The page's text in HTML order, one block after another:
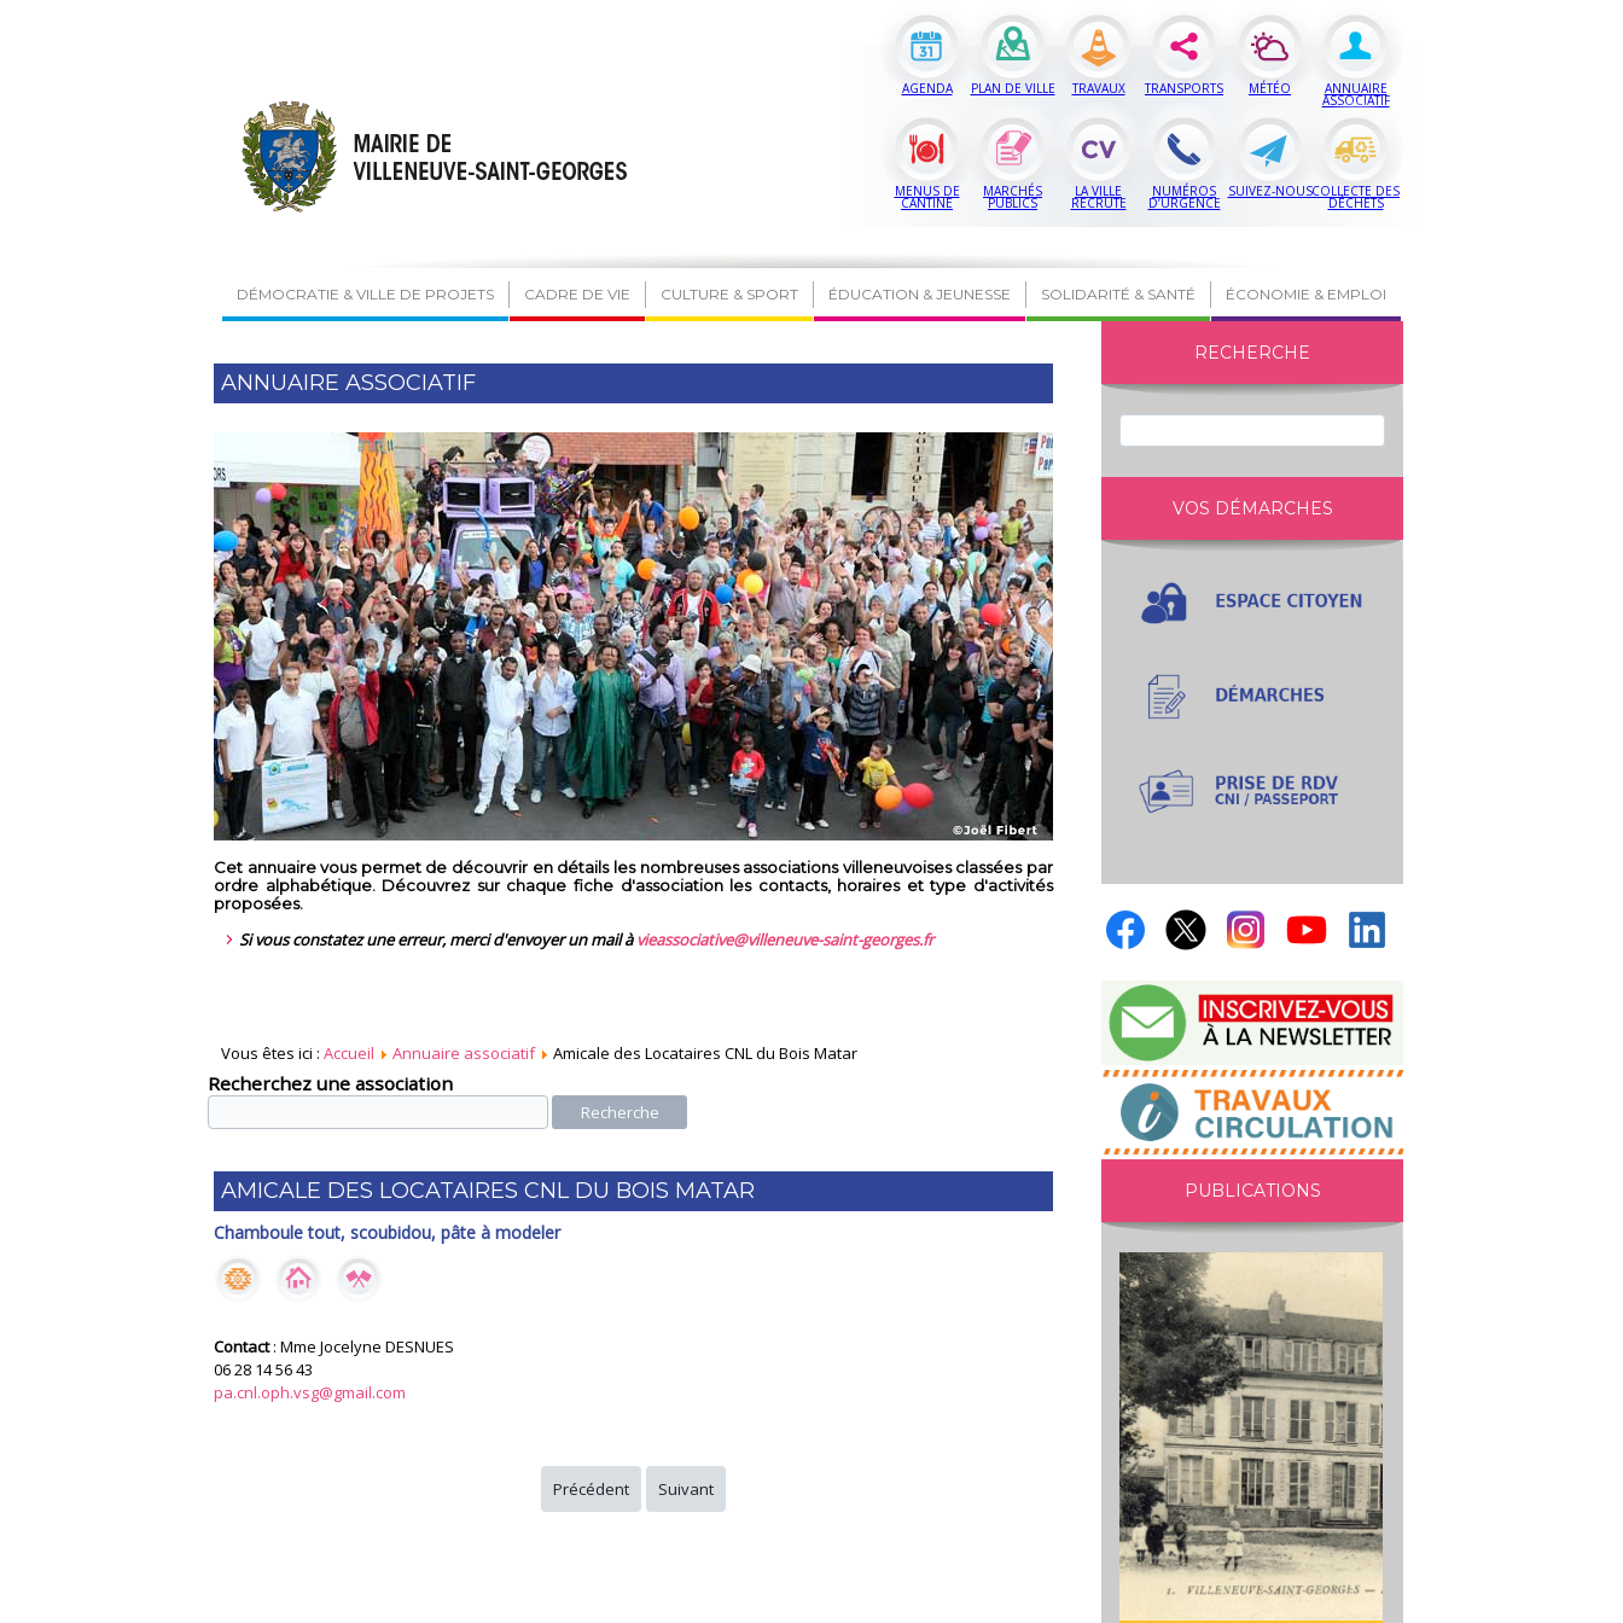
AGENDA PLAN DE VILLE TRAVAUX TRANSPORTS MÉTÉO ANNUAIRE
ASSOCIATIF
MENUS DE
CANTINE
MARCHÉS
PUBLICS
LA VILLE
RECRUTE
NUMÉROS
D’URGENCE
SUIVEZ-NOUSCOLLECTE DES
DÉCHETS
DÉMOCRATIE & VILLE DE PROJETS CADRE DE VIE CULTURE & SPORT ÉDUCATION & JEUNESSE SOLIDARITÉ & SANTÉ ÉCONOMIE & EMPLOI
ANNUAIRE ASSOCIATIF
Cet annuaire vous permet de découvrir en détails les nombreuses associations villeneuvoises classées par
ordre alphabétique. Découvrez sur chaque fiche d'association les contacts, horaires et type d'activités
proposées.
Si vous constatez une erreur, merci d'envoyer un mail àvieassociative@villeneuve-saint-georges.fr
Vous êtes ici : Accueil Annuaire associatif Amicale des Locataires CNL du Bois Matar
Recherchez une association
Recherche
AMICALE DES LOCATAIRES CNL DU BOIS MATAR
Chamboule tout, scoubidou, pâte à modeler
Contact: Mme Jocelyne DESNUES
06 28 14 56 43
pa.cnl.oph.vsg@gmail.com
Précédent Suivant
RECHERCHE
VOS DÉMARCHES
PUBLICATIONS